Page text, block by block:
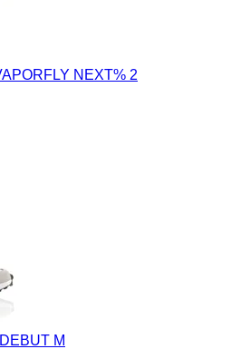
NEXT% 2
M